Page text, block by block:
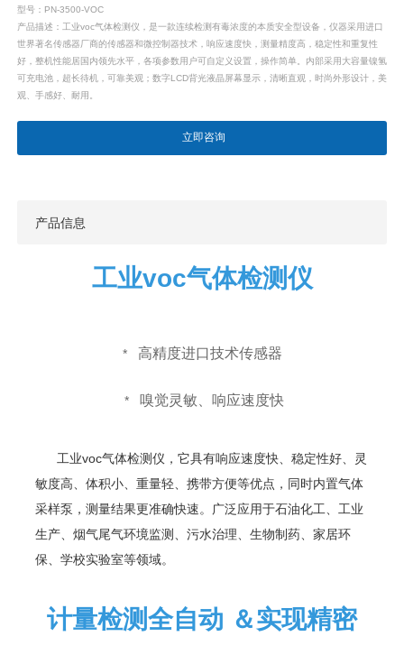
型号：PN-3500-VOC
产品描述：工业voc气体检测仪，是一款连续检测有毒浓度的本质安全型设备，仪器采用进口
世界著名传感器厂商的传感器和微控制器技术，响应速度快，测量精度高，稳定性和重复性
好，整机性能居国内领先水平，各项参数用户可自定义设置，操作简单。内部采用大容量镍氢
可充电池，超长待机，可靠美观；数字LCD背光液晶屏幕显示，清晰直观，时尚外形设计，美
观、手感好、耐用。
立即咨询
产品信息
工业voc气体检测仪
* 高精度进口技术传感器
* 嗅觉灵敏、响应速度快
工业voc气体检测仪 ，它具有响应速度快、稳定性好、灵
敏度高、体积小、重量轻、携带方便等优点，同时内置气体
采样泵，测量结果更准确快速。 广泛应用于石油化工、工业
生产、烟气尾气环境监测、污水治理、生物制药、家居环
保、学校实验室等领域。
计量检测全自动 ＆实现精密